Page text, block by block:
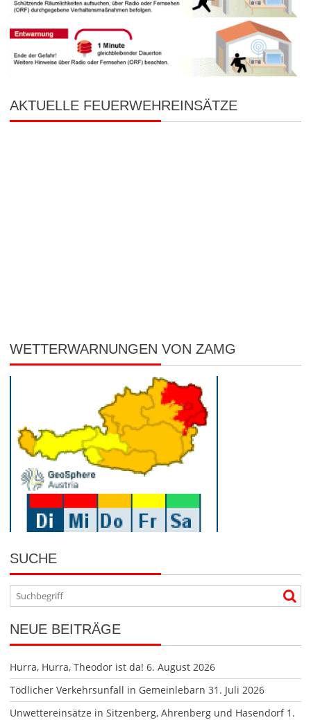
AKTUELLE FEUERWEHREINSÄTZE
WETTERWARNUNGEN VON ZAMG
SUCHE
NEUE BEITRÄGE
Hurra, Hurra, Theodor ist da! 6. August 2026
Tödlicher Verkehrsunfall in Gemeinlebarn 31. Juli 2026
Unwettereinsätze in Sitzenberg, Ahrenberg und Hasendorf 1.